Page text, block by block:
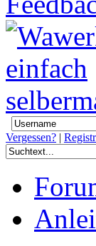
Vergessen? |